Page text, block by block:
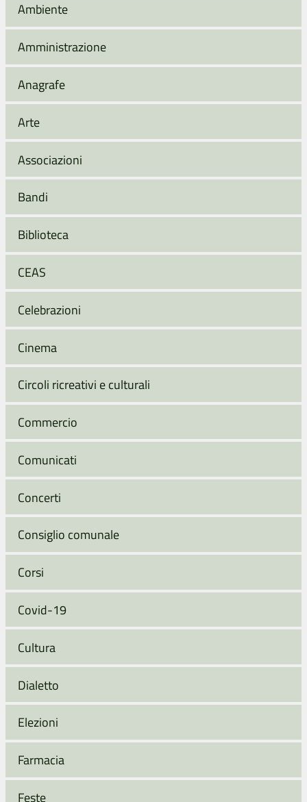
Ambiente
Amministrazione
Anagrafe
Arte
Associazioni
Bandi
Biblioteca
CEAS
Celebrazioni
Cinema
Circoli ricreativi e culturali
Commercio
Comunicati
Concerti
Consiglio comunale
Corsi
Covid-19
Cultura
Dialetto
Elezioni
Farmacia
Feste